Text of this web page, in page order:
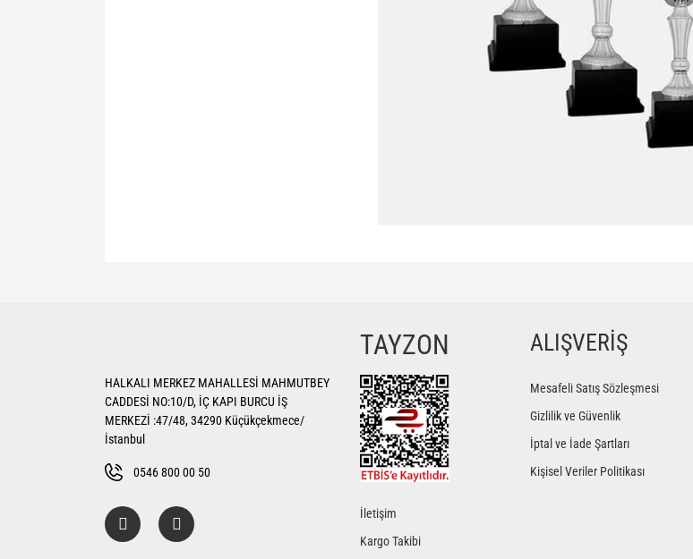
Yorum Yaz
Ürün resmi kalitesiz, bozuk veya görüntülenemiyor.
Ürün bilgilerinde hatalar bulunuyor.
Ürün fiyatı diğer sitelerden daha pahalı.
HALKALI MERKEZ MAHALLESİ MAHMUTBEY
CADDESİ NO:10/D, İÇ KAPI BURCU İŞ
MERKEZİ :47/48, 34290 Küçükçekmece/
İstanbul
0546 800 00 50
TAYZON
İletişim
Kargo Takibi
ALIŞVERİŞ
Mesafeli Satış Sözleşmesi
Gizlilik ve Güvenlik
İptal ve İade Şartları
Kişisel Veriler Politikası